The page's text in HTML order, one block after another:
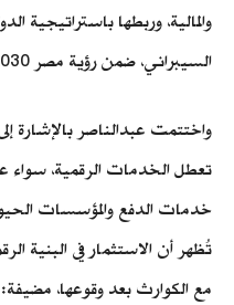
والمالية، وربطها باستراتيجية
السيبراني، ضمن رؤية مصر 2030.
واختتمت عبدالناصر بالإشارة
تعطل الخدمات الرقمية، سواء
خدمات الدفع والمؤسسات
تُظهر أن الاستثمار في البنية
مع الكوارث بعد وقوعها،